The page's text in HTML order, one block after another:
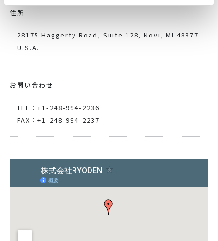
住所
28175 Haggerty Road, Suite 128, Novi, MI 48377
U.S.A.
お問い合わせ
TEL：+1-248-994-2236
FAX：+1-248-994-2237